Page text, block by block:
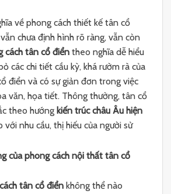
về phong cách thiết kế tân cổ
chưa định hình rõ ràng, vẫn còn
cách tân cổ điển theo nghĩa dễ hiểu
các chi tiết cầu kỳ, khá rườm rà của
điển và có sự giản đơn trong việc
văn, họa tiết. Thông thường, tân cổ
theo hướng kiến trúc châu Âu hiện
với nhu cầu, thị hiếu của người sử
của phong cách nội thất tân cổ
tân cổ điển không thể nào